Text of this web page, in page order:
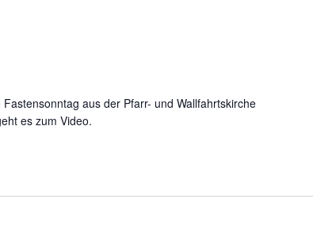
aus der Pfarr- und Wallfahrtskirche
es zum Video.